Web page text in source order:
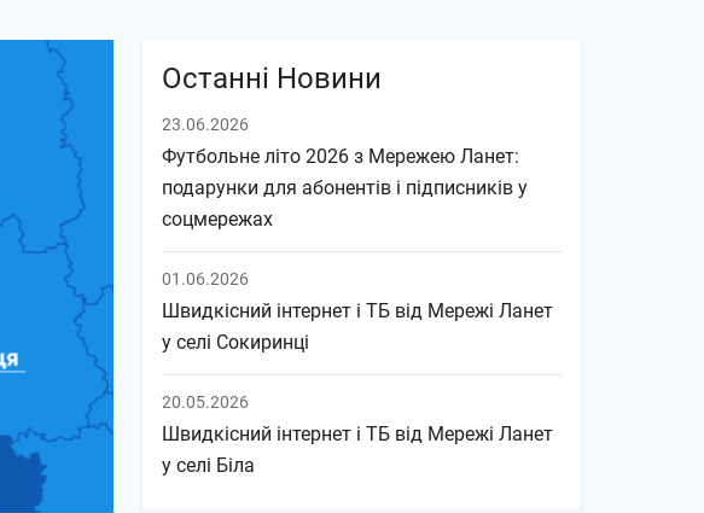
Останні Новини
23.06.2026
Футбольне літо 2026 з Мережею Ланет:
подарунки для абонентів і підписників у
соцмережах
01.06.2026
Швидкісний інтернет і ТБ від Мережі Ланет
у селі Сокиринці
20.05.2026
Швидкісний інтернет і ТБ від Мережі Ланет
у селі Біла